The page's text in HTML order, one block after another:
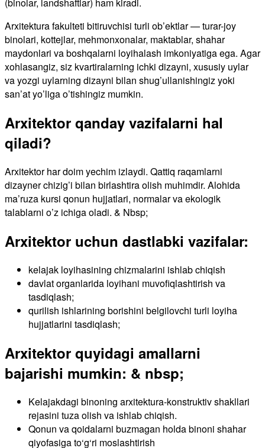
(binolar, landshaftlar) ham kiradi.
Arxitektura fakulteti bitiruvchisi turli ob’ektlar — turar-joy
binolari, kottejlar, mehmonxonalar, maktablar, shahar
maydonlari va boshqalarni loyihalash imkoniyatiga ega. Agar
xohlasangiz, siz kvartiralarning ichki dizayni, xususiy uylar
va yozgi uylarning dizayni bilan shug’ullanishingiz yoki
san’at yo’liga o’tishingiz mumkin.
Arxitektor qanday vazifalarni hal
qiladi?
Arxitektor har doim yechim izlaydi. Qattiq raqamlarni
dizayner chizig’i bilan birlashtira olish muhimdir. Alohida
ma’ruza kursi qonun hujjatlari, normalar va ekologik
talablarni o’z ichiga oladi. & Nbsp;
Arxitektor uchun dastlabki vazifalar:
kelajak loyihasining chizmalarini ishlab chiqish
davlat organlarida loyihani muvofiqlashtirish va
tasdiqlash;
qurilish ishlarining borishini belgilovchi turli loyiha
hujjatlarini tasdiqlash;
Arxitektor quyidagi amallarni
bajarishi mumkin: & nbsp;
Kelajakdagi binoning arxitektura-konstruktiv shakllari
rejasini tuza olish va ishlab chiqish.
Qonun va qoidalarni buzmagan holda binoni shahar
qiyofasiga to‘g‘ri moslashtirish